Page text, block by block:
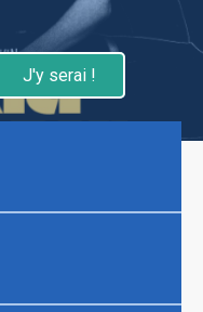
J'y serai !